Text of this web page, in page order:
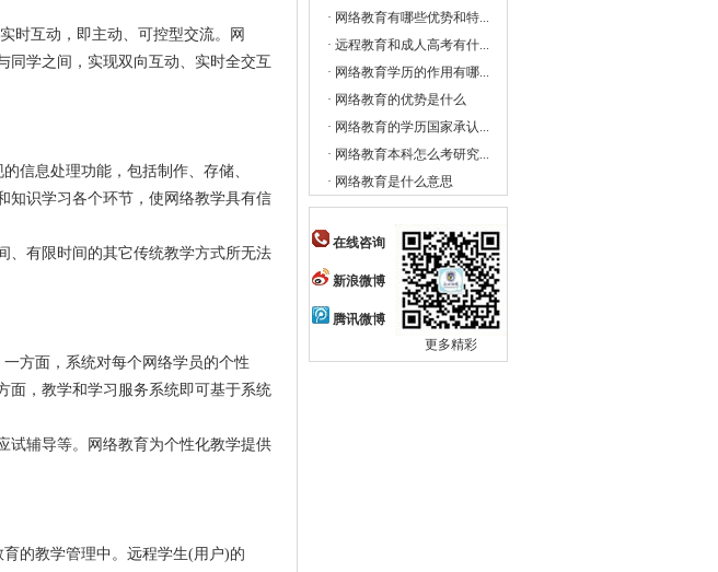
时互动，即主动、可控型交流。网
同学之间，实现双向互动、实时全交互
信息处理功能，包括制作、存储、
知识学习各个环节，使网络教学具有信
、有限时间的其它传统教学方式所无法
方面，系统对每个网络学员的个性
面，教学和学习服务系统即可基于系统
试辅导等。网络教育为个性化教学提供
的教学管理中。远程学生(用户)的
· 网络教育有哪些优势和特...
· 远程教育和成人高考有什...
· 网络教育学历的作用有哪...
· 网络教育的优势是什么
· 网络教育的学历国家承认...
· 网络教育本科怎么考研究...
· 网络教育是什么意思
在线咨询
新浪微博
腾讯微博
更多精彩